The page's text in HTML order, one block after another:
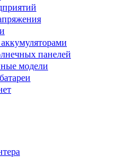
панелей
модели